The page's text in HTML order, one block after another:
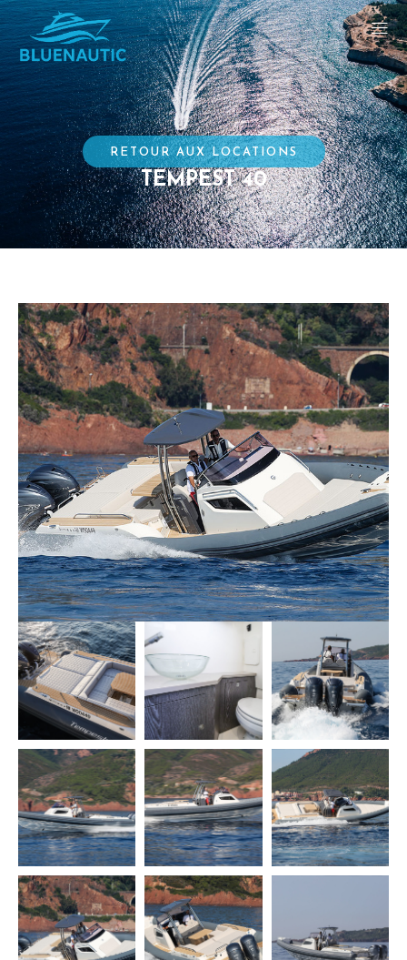
RETOUR AUX LOCATIONS
TEMPEST 40